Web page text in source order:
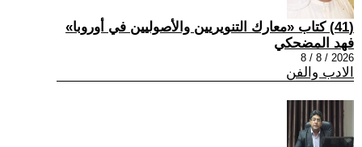
(41) كتاب «معارك التنويريين والأصوليين في أوروبا»
فهد المضحكي
2026 / 8 / 8
الادب والفن